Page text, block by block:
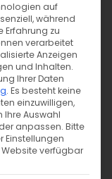
auf
während
Erfahrung zu
verarbeitet
Anzeigen
und Inhalten.
Ihrer Daten
. Es besteht keine
einzuwilligen,
Ihre Auswahl
anpassen. Bitte
Einstellungen
verfügbar